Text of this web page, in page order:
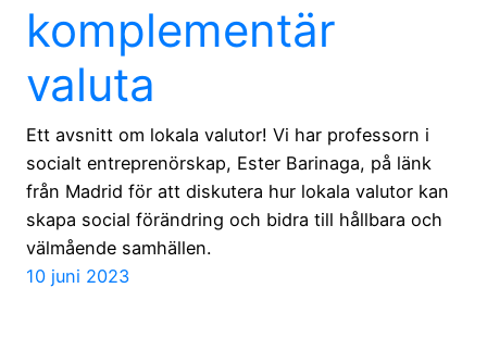
komplementär
valuta
Ett avsnitt om lokala valutor! Vi har professorn i
socialt entreprenörskap, Ester Barinaga, på länk
från Madrid för att diskutera hur lokala valutor kan
skapa social förändring och bidra till hållbara och
välmående samhällen.
10 juni 2023